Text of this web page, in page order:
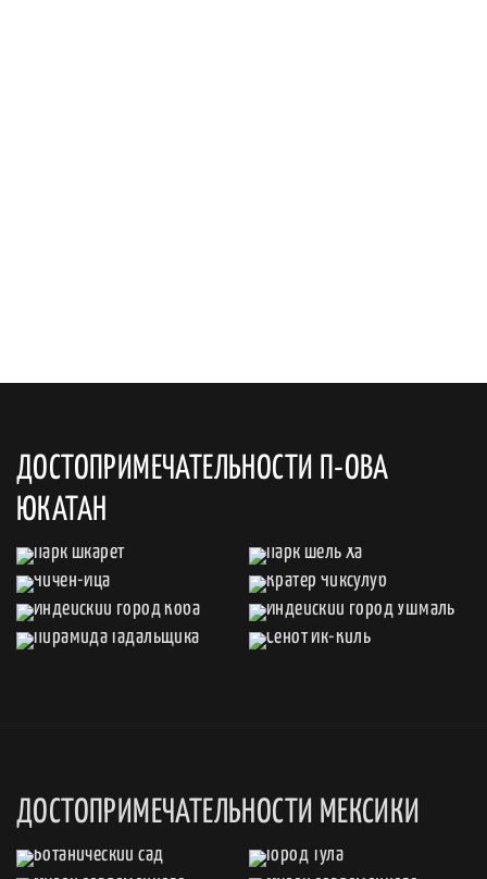
ДОСТОПРИМЕЧАТЕЛЬНОСТИ П-ОВА
ЮКАТАН
ДОСТОПРИМЕЧАТЕЛЬНОСТИ МЕКСИКИ